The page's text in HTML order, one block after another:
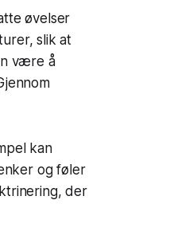
øvelser
slik at
være å
kan
og føler
der